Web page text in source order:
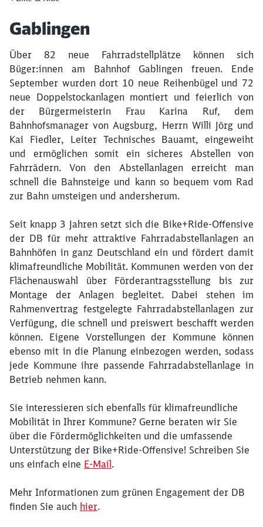
Artikel:
Gablingen
Über 82 neue Fahrradstellplätze können sich
Büger:innen am Bahnhof Gablingen freuen. Ende
September wurden dort 10 neue Reihenbügel und 72
neue Doppelstockanlagen montiert und feierlich von
der Bürgermeisterin Frau Karina Ruf, dem
Bahnhofsmanager von Augsburg, Herrn Willi Jörg und
Kai Fiedler, Leiter Technisches Bauamt, eingeweiht
und ermöglichen somit ein sicheres Abstellen von
Fahrrädern. Von den Abstellanlagen erreicht man
schnell die Bahnsteige und kann so bequem vom Rad
zur Bahn umsteigen und andersherum.
Seit knapp 3 Jahren setzt sich die Bike+Ride-Offensive
der DB für mehr attraktive Fahrradabstellanlagen an
Bahnhöfen in ganz Deutschland ein und fördert damit
klimafreundliche Mobilität. Kommunen werden von der
Flächenauswahl über Förderantragsstellung bis zur
Montage der Anlagen begleitet. Dabei stehen im
Rahmenvertrag festgelegte Fahrradabstellanlagen zur
Verfügung, die schnell und preiswert beschafft werden
können. Eigene Vorstellungen der Kommune können
ebenso mit in die Planung einbezogen werden, sodass
jede Kommune ihre passende Fahrradabstellanlage in
Betrieb nehmen kann.
Sie interessieren sich ebenfalls für klimafreundliche
Mobilität in Ihrer Kommune? Gerne beraten wir Sie
über die Fördermöglichkeiten und die umfassende
Unterstützung der Bike+Ride-Offensive! Schreiben Sie
uns einfach eine E-Mail.
Mehr Informationen zum grünen Engagement der DB
finden Sie auch hier.
werden?
Abbrechen